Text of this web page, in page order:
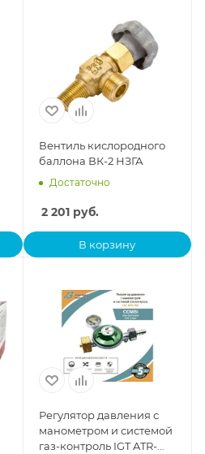
Вентиль кислородного
баллона ВК-2 НЗГА
Достаточно
2 201руб.
В корзину
Регулятор давления с
манометром и системой
газ-контроль IGT ATR-